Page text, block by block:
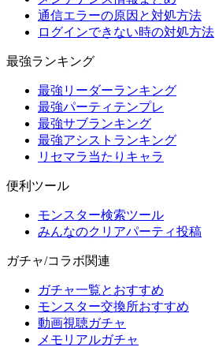
通信エラーの原因と対処方法
ログインできない時の対処方法
最強ランキング
最強リーダーランキング
最強パーティテンプレ
最強サブランキング
最強アシストランキング
リセマラ当たりキャラ
便利ツール
モンスター検索ツール
みんなのクリアパーティ投稿
ガチャ/コラボ関連
ガチャ一覧とおすすめ
モンスター交換所おすすめ
動画視聴ガチャ
メモリアルガチャ